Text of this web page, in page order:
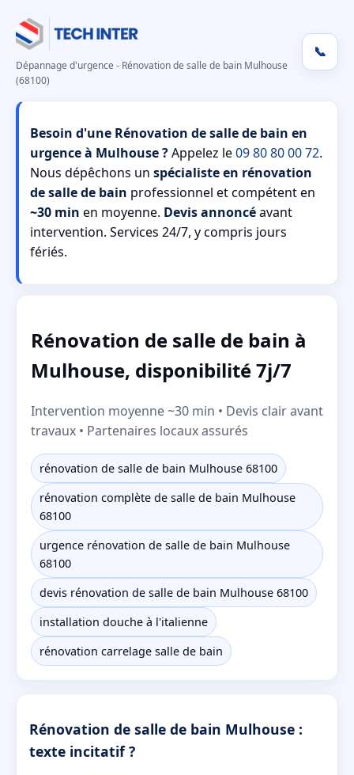
Dépannage d'urgence - Rénovation de salle de bain Mulhouse
(68100)
📞
Besoin d'une Rénovation de salle de bain en
urgence à Mulhouse ?Appelez le09 80 80 00 72.
Nous dépêchons un spécialiste en rénovation
de salle de bain professionnel et compétent en
~30 min en moyenne. Devis annoncéavant
intervention. Services 24/7, y compris jours
fériés.
Rénovation de salle de bain à
Mulhouse, disponibilité 7j/7
Intervention moyenne ~30 min • Devis clair avant
travaux • Partenaires locaux assurés
rénovation de salle de bain Mulhouse 68100
rénovation complète de salle de bain Mulhouse
68100
urgence rénovation de salle de bain Mulhouse
68100
devis rénovation de salle de bain Mulhouse 68100
installation douche à l'italienne
rénovation carrelage salle de bain
Rénovation de salle de bain Mulhouse :
texte incitatif ?